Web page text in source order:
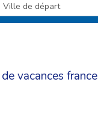
vacances france